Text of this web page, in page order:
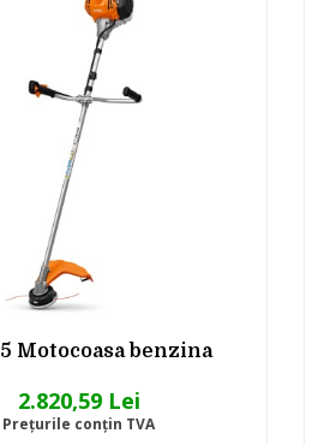
Motocoasa benzina
2.820,59 Lei
Preţurile conţin TVA